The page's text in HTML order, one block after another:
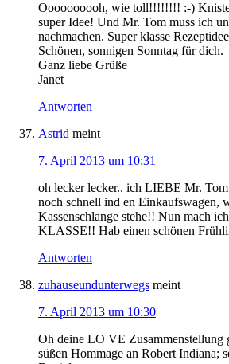
Oooooooooh, wie toll!!!!!!!! :-)
super Idee! Und Mr. Tom muss ich
nachmachen. Super klasse
Schönen, sonnigen Sonntag für dich.
Ganz liebe Grüße
Janet
Antworten
Astrid meint
7. April 2013 um 10:31
oh lecker lecker.. ich LIEBE Mr.
noch schnell ind en Einkaufswagen,
Kassenschlange stehe!! Nun mach
KLASSE!! Hab einen schönen
Antworten
zuhauseundunterwegs meint
7. April 2013 um 10:30
Oh deine LO VE Zusammenstellung
süßen Hommage an Robert Indiana;